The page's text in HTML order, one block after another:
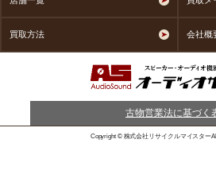
買取方法 会社概
古物営業法に基づく
Copyright © 株式会社リサイクルマイスター